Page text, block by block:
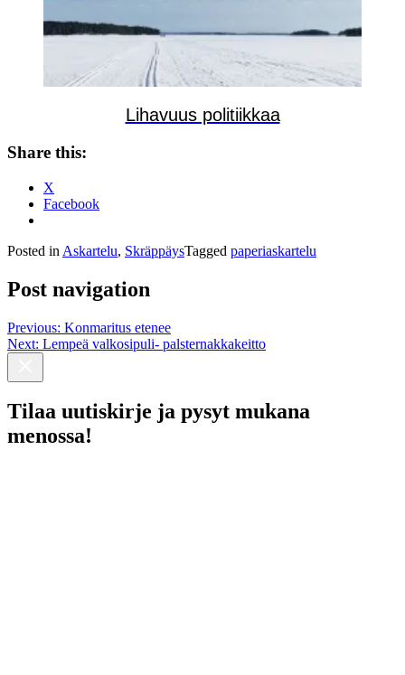
Lihavuus politiikkaa
Share this:
X
Facebook
Posted in Askartelu, SkräppäysTagged paperiaskartelu
Post navigation
Previous: Konmaritus etenee
Next: Lempeä valkosipuli- palsternakkakeitto
Tilaa uutiskirje ja pysyt mukana
menossa!